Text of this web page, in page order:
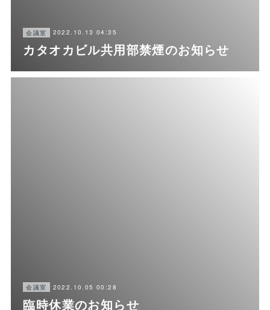
会議室 2022.10.13 04:35
カタオカビル共用部禁煙のお知らせ
会議室 2022.10.05 00:28
臨時休業のお知らせ